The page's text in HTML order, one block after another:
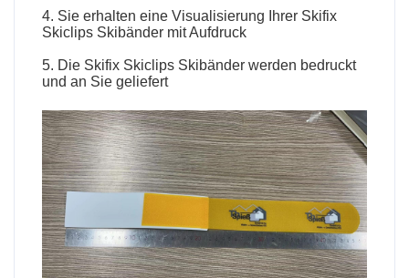
4. Sie erhalten eine Visualisierung Ihrer Skifix
Skiclips Skibänder mit Aufdruck
5. Die Skifix Skiclips Skibänder werden bedruckt
und an Sie geliefert